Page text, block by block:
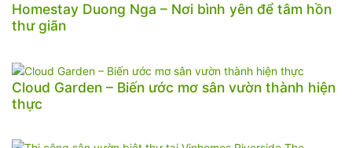
Homestay Duong Nga – Nơi bình yên để tâm hồn
thư giãn
Cloud Garden – Biến ước mơ sân vườn thành hiện
thực